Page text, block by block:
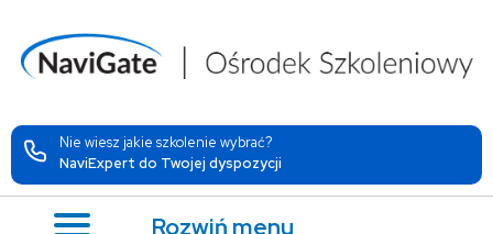
Nie wiesz jakie szkolenie wybrać?
NaviExpert do Twojej dyspozycji
Rozwiń menu